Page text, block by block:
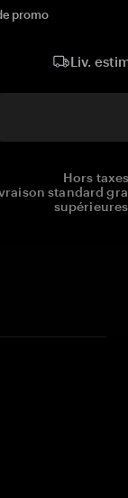
promo
Liv.
Hors
standard